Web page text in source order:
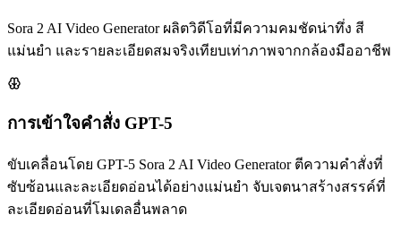
Sora 2 AI Video Generator ผลิตวิดีโอที่มีความคมชัดน่าทึ่ง สี
แม่นยำ และรายละเอียดสมจริงเทียบเท่าภาพจากกล้องมืออาชีพ
การเข้าใจคำสั่ง GPT-5
ขับเคลื่อนโดย GPT-5 Sora 2 AI Video Generator ตีความคำสั่งที่
ซับซ้อนและละเอียดอ่อนได้อย่างแม่นยำ จับเจตนาสร้างสรรค์ที่
ละเอียดอ่อนที่โมเดลอื่นพลาด